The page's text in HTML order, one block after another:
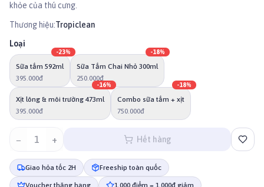
khỏe của thú cưng.
Thương hiệu:Tropiclean
Loại
Sữa tắm 592ml
395.000đ
-23%
Sữa Tắm Chai Nhỏ 300ml
250.000đ
-18%
Xịt lông & môi trường 473ml
395.000đ
-16%
Combo sữa tắm + xịt
750.000đ
-18%
− 1 + Hết hàng
Giao hỏa tốc 2H Freeship toàn quốc
Voucher thăng hạng 1.000 điểm = 1.000đ giảm